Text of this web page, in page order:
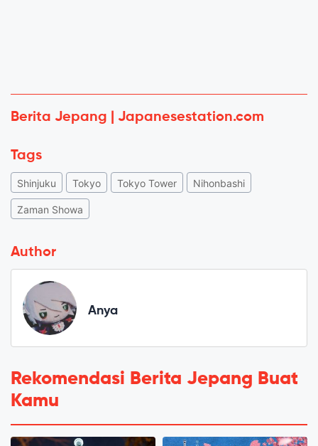
Berita Jepang | Japanesestation.com
Tags
Shinjuku Tokyo Tokyo Tower Nihonbashi
Zaman Showa
Author
Anya
Rekomendasi Berita Jepang Buat
Kamu